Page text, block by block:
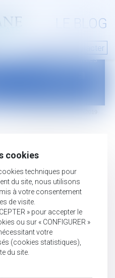
LE BLOG
Nous contacter
Mentions légales
cookies
techniques pour
du site, nous utilisons
à votre consentement
de visite.
» pour accepter le
ou sur « CONFIGURER »
votre
(cookies statistiques),
du site.